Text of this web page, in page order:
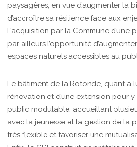
paysagères, en vue d’augmenter la
d’accroître sa résilience face aux
L’acquisition par la Commune d’une
par ailleurs l’opportunité
espaces naturels accessibles au
Le bâtiment de la Rotonde, quant à
rénovation et d’une extension pour
public modulable, accueillant
avec la jeunesse et la gestion de la
très flexible et favoriser une